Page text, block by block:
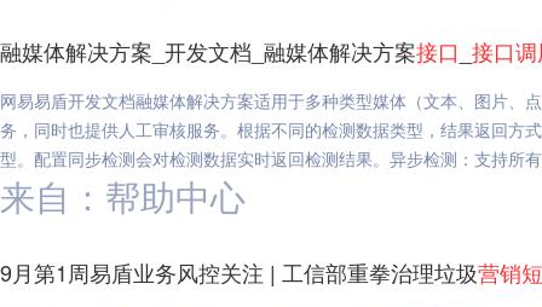
融媒体解决方案_开发文档_融媒体解决方案接口 接口
网易易盾开发文档融媒体解决方案适用于多种类型媒体（文本、图片、
务，同时也提供人工审核服务。根据不同的检测数据类型，结果返回方
型。配置同步检测会对检测数据实时返回检测结果。异步检测：支持所
来自：帮助中心
9月第1周易盾业务风控关注 | 工信部重拳治理垃圾营销